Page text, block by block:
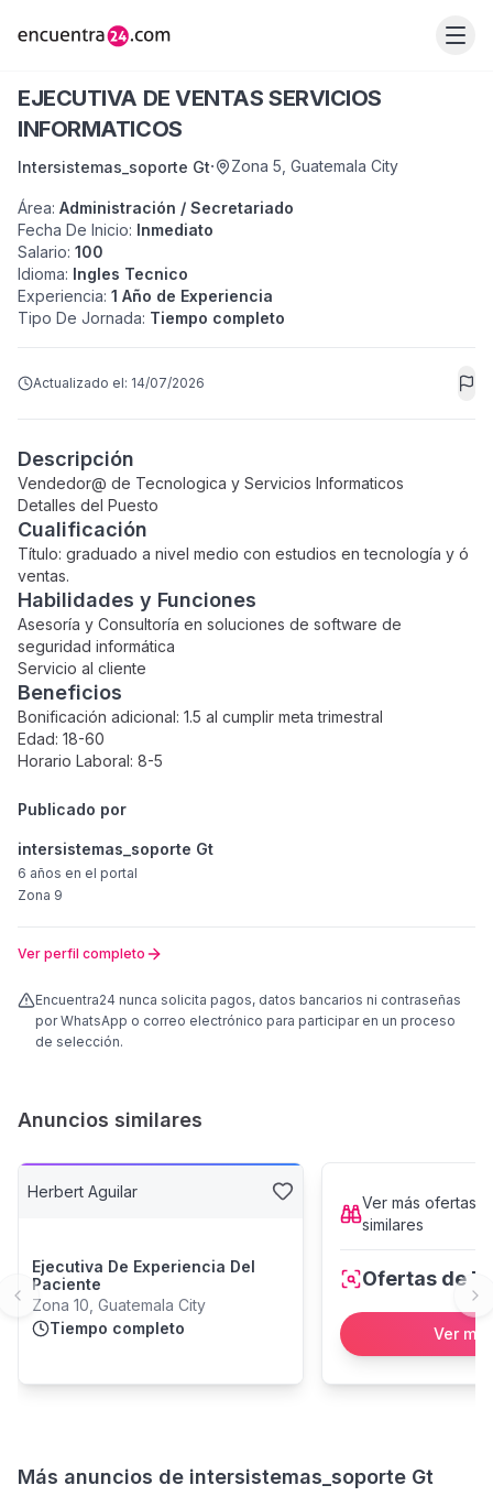
EJECUTIVA DE VENTAS SERVICIOS
INFORMATICOS
Intersistemas_soporte Gt· Zona 5 Guatemala City
Área: Administración / Secretariado
Fecha De Inicio: Inmediato
Salario: 100
Idioma: Ingles Tecnico
Experiencia: 1 Año de Experiencia
Tipo De Jornada: Tiempo completo
Actualizado el: 14/07/2026
Descripción
Vendedor@ de Tecnologica y Servicios Informaticos
Detalles del Puesto
Cualificación
Título: graduado a nivel medio con estudios en tecnología y ó
ventas.
Habilidades y Funciones
Asesoría y Consultoría en soluciones de software de
seguridad informática
Servicio al cliente
Beneficios
Bonificación adicional: 1.5 al cumplir meta trimestral
Edad: 18-60
Horario Laboral: 8-5
Publicado por
intersistemas_soporte Gt
6 años en el portal
Zona 9
Ver perfil completo
Encuentra24 nunca solicita pagos, datos bancarios ni contraseñas
por WhatsApp o correo electrónico para participar en un proceso
de selección.
Anuncios similares
Herbert Aguilar
Ejecutiva De Experiencia Del
Paciente
Zona 10, Guatemala City
Tiempo completo
Ver más ofertas
similares
Ofertas de
Ver
Previous slide
Más anuncios de intersistemas_soporte Gt